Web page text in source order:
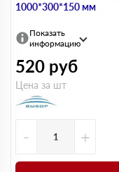
1000*300*150 мм
Показать
информацию
520 руб
Цена за шт
- +